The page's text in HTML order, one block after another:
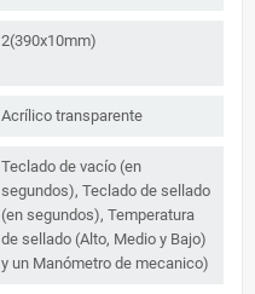
2(390x10mm)
Acrílico transparente
Teclado de vacío (en
segundos), Teclado de sellado
(en segundos), Temperatura
de sellado (Alto, Medio y Bajo)
y un Manómetro de mecanico)